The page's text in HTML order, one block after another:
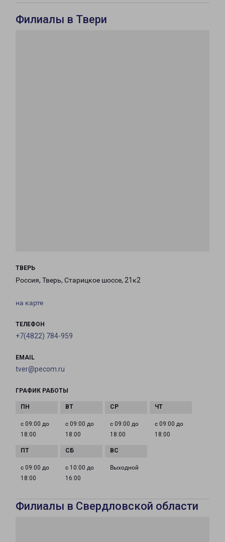
Филиалы в Твери
ТВЕРЬ
Россия, Тверь, Старицкое шоссе, 21к2
на карте
ТЕЛЕФОН
+7(4822) 784-959
EMAIL
tver@pecom.ru
ГРАФИК РАБОТЫ
с 09:00 до
18:00
с 09:00 до
18:00
с 09:00 до
18:00
с 09:00 до
18:00
с 09:00 до
18:00
с 10:00 до
16:00
Выходной
Филиалы в Свердловской области